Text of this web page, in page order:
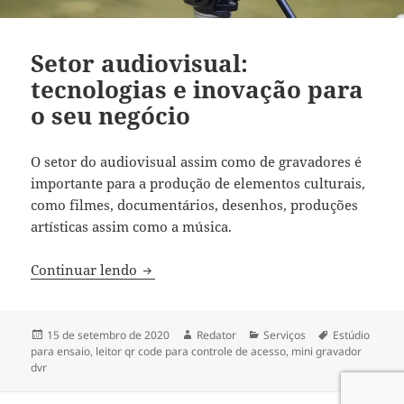
Setor audiovisual:
tecnologias e inovação para
o seu negócio
O setor do audiovisual assim como de gravadores é
importante para a produção de elementos culturais,
como filmes, documentários, desenhos, produções
artísticas assim como a música.
Continuar lendo Setor audiovisual: tecnologias e
Publicado
em
15 de setembro de 2020 Autor
Redator Categorias
Serviços Tags
Estúdio
para ensaio, leitor qr code para controle de acesso, mini gravador
dvr